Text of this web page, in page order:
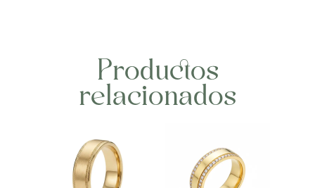
Productos
relacionados